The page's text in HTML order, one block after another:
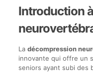
Introduction
La décompression
innovante qui offre un
seniors ayant subi des